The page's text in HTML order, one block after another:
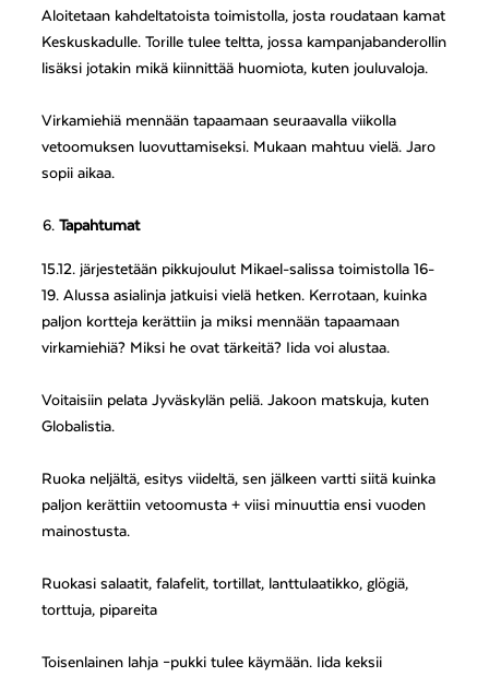
Aloitetaan kahdeltatoista toimistolla, josta roudataan kamat
Keskuskadulle. Torille tulee teltta, jossa kampanjabanderollin
lisäksi jotakin mikä kiinnittää huomiota, kuten jouluvaloja.
Virkamiehiä mennään tapaamaan seuraavalla viikolla
vetoomuksen luovuttamiseksi. Mukaan mahtuu vielä. Jaro
sopii aikaa.
Tapahtumat
15.12. järjestetään pikkujoulut Mikael-salissa toimistolla 16-
19. Alussa asialinja jatkuisi vielä hetken. Kerrotaan, kuinka
paljon kortteja kerättiin ja miksi mennään tapaamaan
virkamiehiä? Miksi he ovat tärkeitä? Iida voi alustaa.
Voitaisiin pelata Jyväskylän peliä. Jakoon matskuja, kuten
Globalistia.
Ruoka neljältä, esitys viideltä, sen jälkeen vartti siitä kuinka
paljon kerättiin vetoomusta + viisi minuuttia ensi vuoden
mainostusta.
Ruokasi salaatit, falafelit, tortillat, lanttulaatikko, glögiä,
torttuja, pipareita
Toisenlainen lahja –pukki tulee käymään. Iida keksii